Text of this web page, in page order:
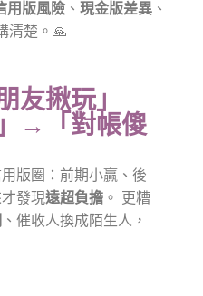
用版風險 、 現金版差異 、
清楚。🙏
友揪玩」
→「對帳傻
版圈：前期小贏、後
發現遠超負擔 。 更糟
、催收人換成陌生人，